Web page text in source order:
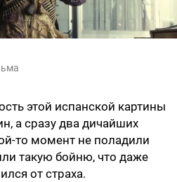
этой испанской картины
а сразу два дичайших
то момент не поладили
такую бойню, что даже
от страха.